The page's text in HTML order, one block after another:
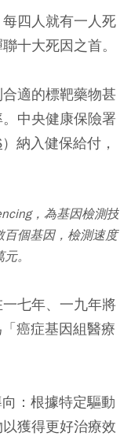
四人就有一人死
十大死因之首。
適的標靶藥物甚
中央健康保險署
）納入健保給付，
，為基因檢測技
個基因，檢測速度
。
七年、一九年將
癌症基因組醫療
：根據特定驅動
獲得更好治療效